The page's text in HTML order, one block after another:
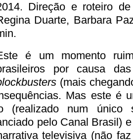
Direção e roteiro
Duarte, Barbara
é um momento
por causa
(mais
Mas este é
(realizado num
pelo Canal Brasil)
televisiva (não